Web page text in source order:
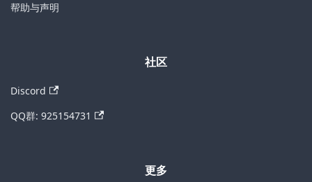
帮助与声明
社区
Discord
QQ群: 925154731
更多